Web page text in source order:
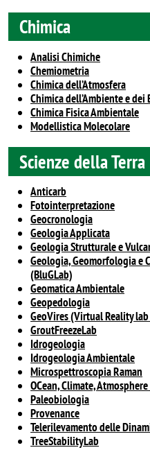
Chimica
Analisi Chimiche
Chemiometria
Chimica dell’Atmosfera
Chimica dell’Ambiente e
Chimica Fisica Ambientale
Modellistica Molecolare
Scienze della Terra
Anticarb
Fotointerpretazione
Geocronologia
Geologia Applicata
Geologia Strutturale e
Geologia, Geomorfologia e
(BluGLab)
Geomatica Ambientale
Geopedologia
GeoVires (Virtual Reality
GroutFreezeLab
Idrogeologia
Idrogeologia Ambientale
Microspettroscopia Raman
OCean, Climate,
Paleobiologia
Provenance
Telerilevamento delle
TreeStabilityLab